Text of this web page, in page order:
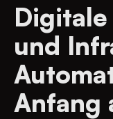
und
Anfang